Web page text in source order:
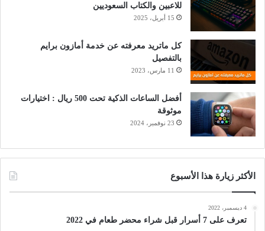
للاعبين والكتاب السعوديين
15 أبريل، 2025
كل ماتريد معرفته عن خدمة أمازون برايم
بالتفصيل
11 مارس، 2023
أفضل الساعات الذكية تحت 500 ريال : اختيارات
موثوقة
23 نوفمبر، 2024
الأكثر زيارة هذا الأسبوع
4 ديسمبر، 2022
تعرف على 7 أسرار قبل شراء محضر طعام في 2022